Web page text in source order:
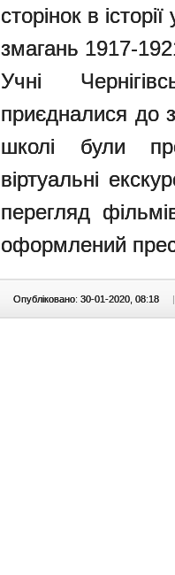
сторінок в
змагань 1917-
Учні
приєдналися до
школі були
віртуальні
перегляд
оформлений
Опубліковано: 30-01-2020, 08:18 |